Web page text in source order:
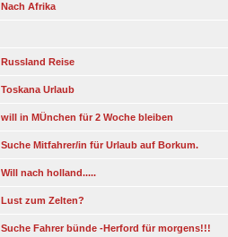
Nach Afrika
Russland Reise
Toskana Urlaub
will in MÜnchen für 2 Woche bleiben
Suche Mitfahrer/in für Urlaub auf Borkum.
Will nach holland.....
Lust zum Zelten?
Suche Fahrer bünde -Herford für morgens!!!